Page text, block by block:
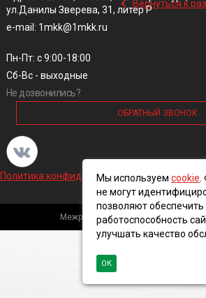
Вернуться к
ул.Данилы Зверева, 31, литер Р
e-mail: 1mkk@1mkk.ru
Пн-Пт: с 9:00-18:00
Сб-Вс - выходные
Не дозвонились?
ОБРАТНЫЙ ЗВОНОК
Политика конфиденциальности и
Межрегиональная кабельная
Мы используем cookie
не могут
позволяют обеспечить
работоспособность
улучшать качество
ОК